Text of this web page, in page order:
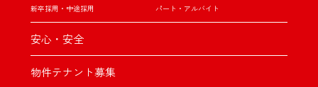
新卒採用・中途採用 パート・アルバイト
安心・安全
物件テナント募集